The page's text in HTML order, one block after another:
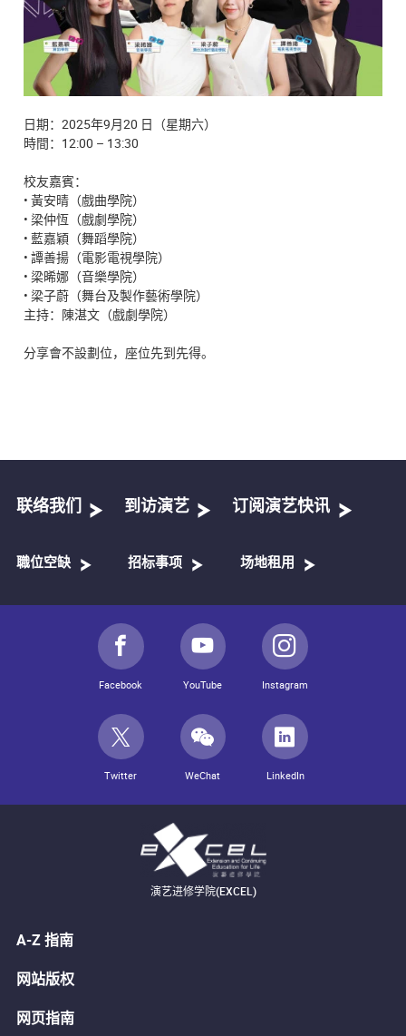
日期：2025年9月20 日（星期六）
時間：12:00 – 13:30
校友嘉賓：
• 黃安晴（戲曲學院）
• 梁仲恆（戲劇學院）
• 藍嘉穎（舞蹈學院）
• 譚善揚（電影電視學院）
• 梁晞娜（音樂學院）
• 梁子蔚（舞台及製作藝術學院）
主持：陳湛文（戲劇學院）
分享會不設劃位，座位先到先得。
联络我们 到访演艺 订阅演艺快讯
職位空缺 招标事项 场地租用
Facebook YouTube Instagram
Twitter WeChat LinkedIn
演艺进修学院(EXCEL)
A-Z 指南
网站版权
网页指南